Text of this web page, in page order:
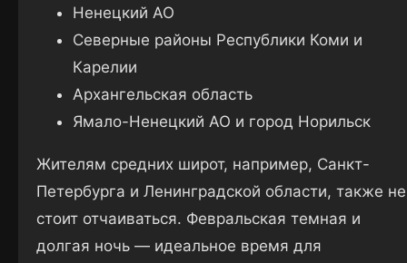
Ненецкий АО
Северные районы Республики Коми и
Карелии
Архангельская область
Ямало-Ненецкий АО и город Норильск
Жителям средних широт, например, Санкт-
Петербурга и Ленинградской области, также не
стоит отчаиваться. Февральская темная и
долгая ночь — идеальное время для